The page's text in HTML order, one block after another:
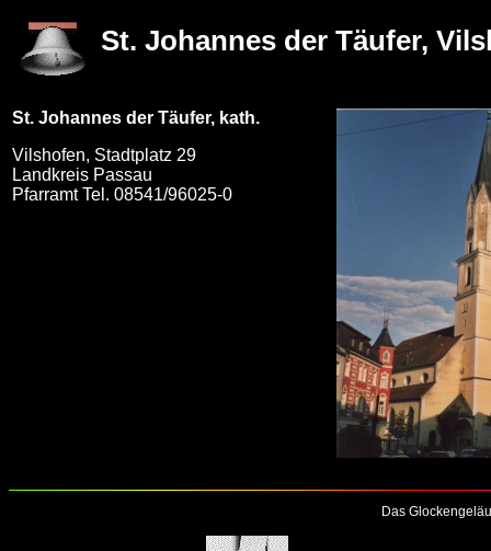
St. Johannes der Täufer,
St. Johannes der Täufer, kath.
Vilshofen, Stadtplatz 29
Landkreis Passau
Pfarramt Tel. 08541/96025-0
Das